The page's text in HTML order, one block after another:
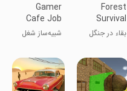
Forest
Survival
بقاء در جنگل
Gamer
Cafe Job
Simulator
شبیه‌ساز شغل